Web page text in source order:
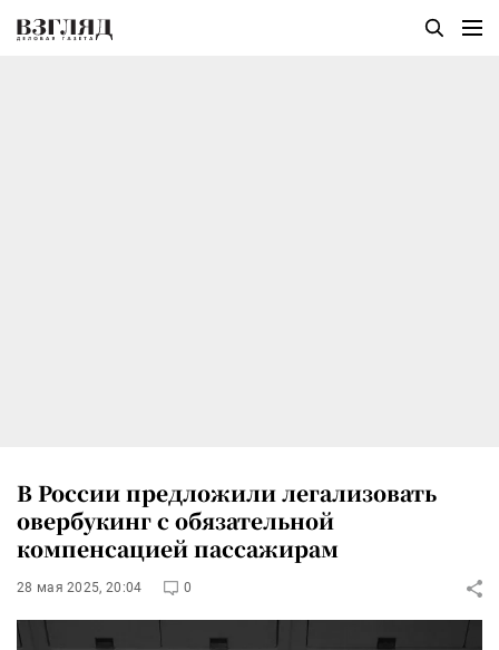
В России предложили легализовать
овербукинг с обязательной
компенсацией пассажирам
28 мая 2025, 20:04 0